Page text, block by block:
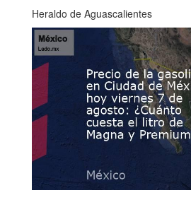
Heraldo de Aguascalientes